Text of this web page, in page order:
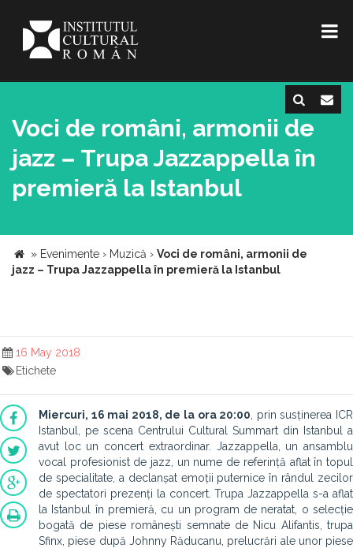
Voci de români, armonii de
jazz – Trupa Jazzappella în
premieră la Istanbul
» Evenimente › Muzică › Voci de români, armonii de
jazz – Trupa Jazzappella în premieră la Istanbul
16 May 2018
Etichete
Miercuri, 16 mai 2018, de la ora 20:00 , prin susținerea ICR
Istanbul, pe scena Centrului Cultural Summart din Istanbul a
avut loc un concert extraordinar. Jazzappella, un ansamblu
vocal profesionist de jazz, un nume de referință aflat în topul
de specialitate, a declanșat emoții puternice în rândul zecilor
de spectatori prezenți la concert. Trupa Jazzappella s-a aflat
la Istanbul în premieră, cu un program de neratat, o selecție
bogată de piese românești semnate de Nicu Alifantis, trupa
Sfinx, piese după Johnny Răducanu, prelucrări ale unor piese